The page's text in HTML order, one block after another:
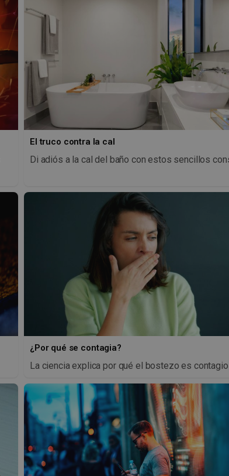
El truco contra la cal
Di adiós a la cal del baño con estos sencillos
¿Por qué se contagia?
La ciencia explica por qué el bostezo es